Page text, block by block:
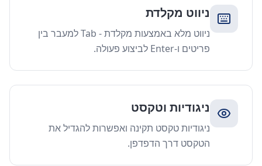
ניווט מקלדת
ניווט מלא באמצעות מקלדת - Tab למעבר בין
פריטים ו-Enter לביצוע פעולה.
ניגודיות וטקסט
ניגודיות טקסט תקינה ואפשרות להגדיל את
הטקסט דרך הדפדפן.